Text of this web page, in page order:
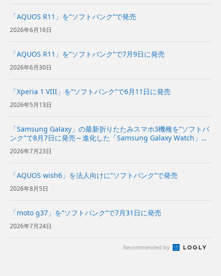
「AQUOS R11」を“ソフトバンク”で発売
2026年6月16日
「AQUOS R11」を“ソフトバンク”で7月9日に発売
2026年6月30日
「Xperia 1 VIII」を“ソフトバンク”で6月11日に発売
2026年5月13日
「Samsung Galaxy」の最新折りたたみスマホ3機種を“ソフトバ
ンク”で8月7日に発売～進化した「Samsung Galaxy Watch」の
新しい2機種も発売～
2026年7月23日
「AQUOS wish6」を法人向けに“ソフトバンク”で発売
2026年8月5日
「moto g37」を“ソフトバンク”で7月31日に発売
2026年7月24日
Recommended by